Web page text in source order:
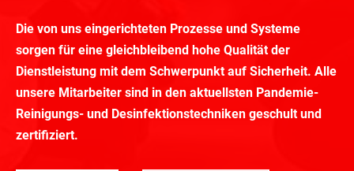
Die von uns eingerichteten Prozesse und Systeme
sorgen für eine gleichbleibend hohe Qualität der
Dienstleistung mit dem Schwerpunkt auf Sicherheit. Alle
unsere Mitarbeiter sind in den aktuellsten Pandemie-
Reinigungs- und Desinfektionstechniken geschult und
zertifiziert.